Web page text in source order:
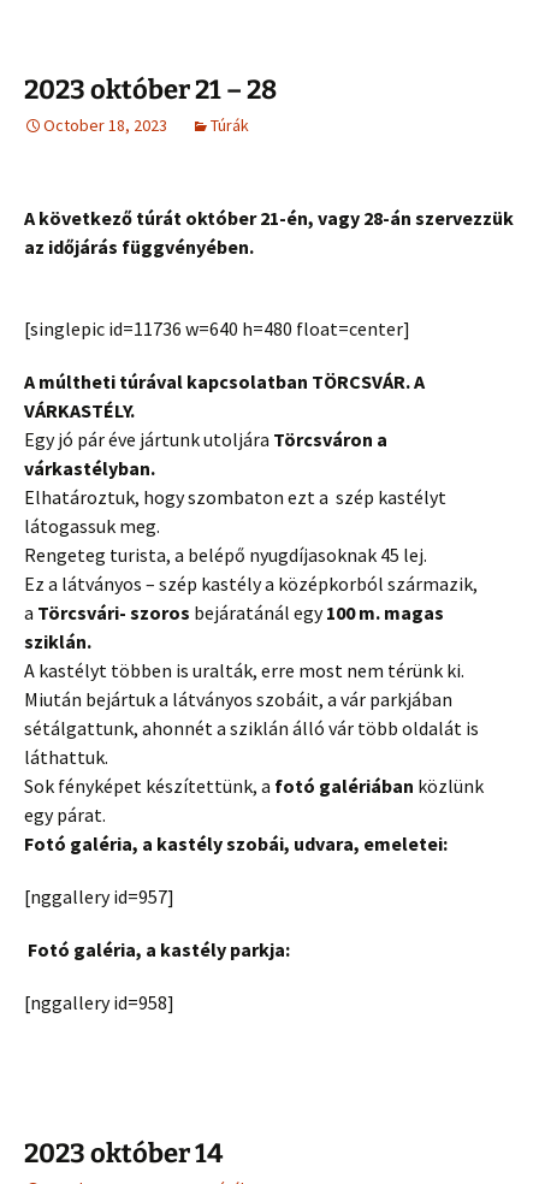
2023 október 21 – 28
October 18, 2023 Túrák
A következő túrát október 21-én, vagy 28-án szervezzük
az időjárás függvényében.
[singlepic id=11736 w=640 h=480 float=center]
A múltheti túrával kapcsolatban TÖRCSVÁR. A
VÁRKASTÉLY.
Egy jó pár éve jártunk utoljára Törcsváron a
várkastélyban.
Elhatároztuk, hogy szombaton ezt a szép kastélyt
látogassuk meg.
Rengeteg turista, a belépő nyugdíjasoknak 45 lej.
Ez a látványos – szép kastély a középkorból származik,
a Törcsvári- szoros bejáratánál egy100 m. magas
sziklán.
A kastélyt többen is uralták, erre most nem térünk ki.
Miután bejártuk a látványos szobáit, a vár parkjában
sétálgattunk, ahonnét a sziklán álló vár több oldalát is
láthattuk.
Sok fényképet készítettünk, a fotó galériában közlünk
egy párat.
Fotó galéria, a kastély szobái, udvara, emeletei:
[nggallery id=957]
Fotó galéria, a kastély parkja:
[nggallery id=958]
2023 október 14